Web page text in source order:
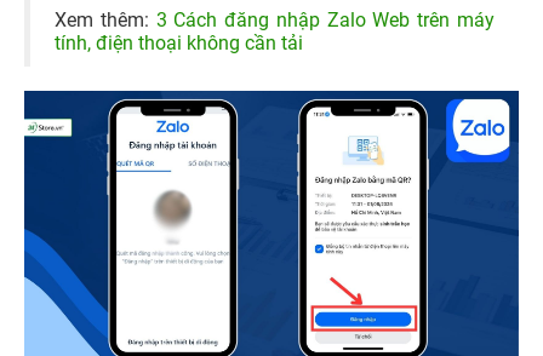
Xem thêm: 3 Cách đăng nhập Zalo Web trên máy
tính, điện thoại không cần tải